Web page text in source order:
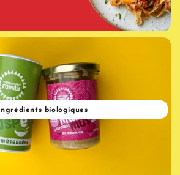
Ingrédients biologiques